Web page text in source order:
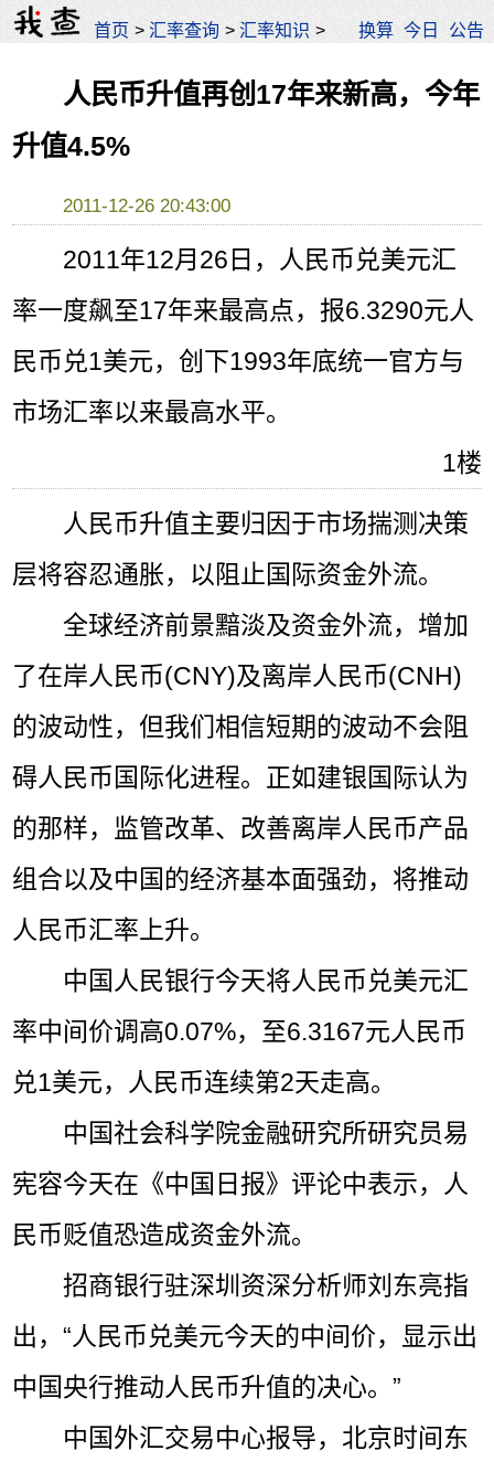
首页 >汇率查询 >汇率知识 > 换算 今日 公告
人民币升值再创17年来新高，今年
升值4.5%
2011-12-26 20:43:00
2011年12月26日，人民币兑美元汇
率一度飙至17年来最高点，报6.3290元人
民币兑1美元，创下1993年底统一官方与
市场汇率以来最高水平。
1楼
人民币升值主要归因于市场揣测决策
层将容忍通胀，以阻止国际资金外流。
全球经济前景黯淡及资金外流，增加
了在岸人民币(CNY)及离岸人民币(CNH)
的波动性，但我们相信短期的波动不会阻
碍人民币国际化进程。正如建银国际认为
的那样，监管改革、改善离岸人民币产品
组合以及中国的经济基本面强劲，将推动
人民币汇率上升。
中国人民银行今天将人民币兑美元汇
率中间价调高0.07%，至6.3167元人民币
兑1美元，人民币连续第2天走高。
中国社会科学院金融研究所研究员易
宪容今天在《中国日报》评论中表示，人
民币贬值恐造成资金外流。
招商银行驻深圳资深分析师刘东亮指
出，“人民币兑美元今天的中间价，显示出
中国央行推动人民币升值的决心。”
中国外汇交易中心报导，北京时间东